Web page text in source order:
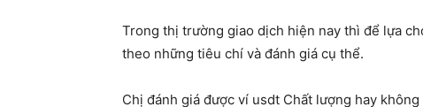
Trong thị trường giao dịch hiện nay thì để lựa
theo những tiêu chí và đánh giá cụ thể.
Chị đánh giá được ví usdt Chất lượng hay